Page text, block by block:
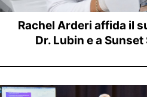
Rachel Arderi affida il
Dr. Lubin e a